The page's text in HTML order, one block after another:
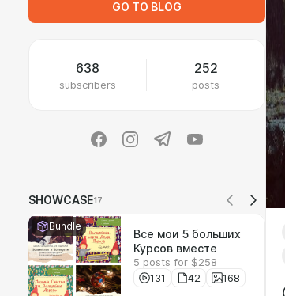
GO TO BLOG
638
subscribers
252
posts
SHOWCASE17
Bundle
Все мои 5 больших
Курсов вместе
5 posts for $258
131
42 168